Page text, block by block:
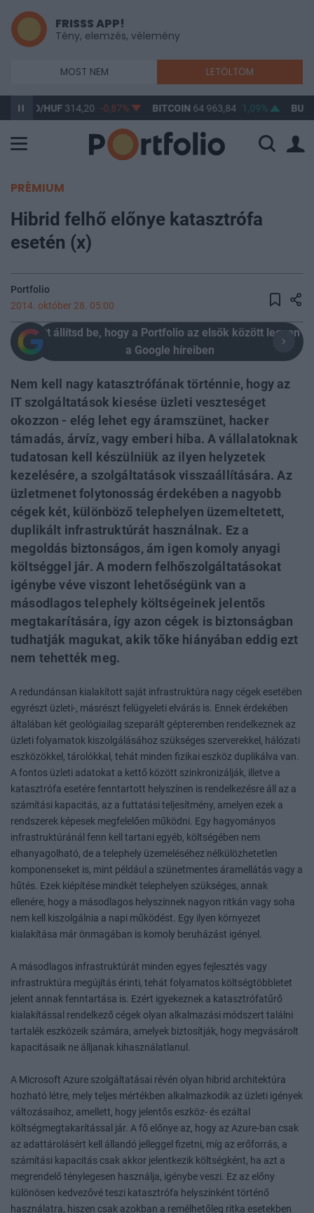
FRISSS APP!
Tény, elemzés, vélemény
MOST NEM LETÖLTÖM
HUF314,20 -0,87% BITCOIN64 963,84 1,09% BUX 148
PRÉMIUM
Hibrid felhő előnye katasztrófa
esetén (x)
Portfolio
2014. október 28. 05:00
Itt állítsd be, hogy a Portfolio az elsők között legyen
a Google híreiben
Nem kell nagy katasztrófának történnie, hogy az
IT szolgáltatások kiesése üzleti veszteséget
okozzon - elég lehet egy áramszünet, hacker
támadás, árvíz, vagy emberi hiba. A vállalatoknak
tudatosan kell készülniük az ilyen helyzetek
kezelésére, a szolgáltatások visszaállítására. Az
üzletmenet folytonosság érdekében a nagyobb
cégek két, különböző telephelyen üzemeltetett,
duplikált infrastruktúrát használnak. Ez a
megoldás biztonságos, ám igen komoly anyagi
költséggel jár. A modern felhőszolgáltatásokat
igénybe véve viszont lehetőségünk van a
másodlagos telephely költségeinek jelentős
megtakarítására, így azon cégek is biztonságban
tudhatják magukat, akik tőke hiányában eddig ezt
nem tehették meg.
A redundánsan kialakított saját infrastruktúra nagy cégek esetében
egyrészt üzleti-, másrészt felügyeleti elvárás is. Ennek érdekében
általában két geológiailag szeparált gépteremben rendelkeznek az
üzleti folyamatok kiszolgálásához szükséges szerverekkel, hálózati
eszközökkel, tárolókkal, tehát minden fizikai eszköz duplikálva van.
A fontos üzleti adatokat a kettő között szinkronizálják, illetve a
katasztrófa esetére fenntartott helyszínen is rendelkezésre áll az a
számítási kapacitás, az a futtatási teljesítmény, amelyen ezek a
rendszerek képesek megfelelően működni. Egy hagyományos
infrastruktúránál fenn kell tartani egyéb, költségében nem
elhanyagolható, de a telephely üzemeléséhez nélkülözhetetlen
komponenseket is, mint például a szünetmentes áramellátás vagy a
hűtés. Ezek kiépítése mindkét telephelyen szükséges, annak
ellenére, hogy a másodlagos helyszínnek nagyon ritkán vagy soha
nem kell kiszolgálnia a napi működést. Egy ilyen környezet
kialakítása már önmagában is komoly beruházást igényel.
A másodlagos infrastruktúrát minden egyes fejlesztés vagy
infrastruktúra megújítás érinti, tehát folyamatos költségtöbbletet
jelent annak fenntartása is. Ezért igyekeznek a katasztrófatűrő
kialakítással rendelkező cégek olyan alkalmazási módszert találni
tartalék eszközeik számára, amelyek biztosítják, hogy megvásárolt
kapacitásaik ne álljanak kihasználatlanul.
A Microsoft Azure szolgáltatásai révén olyan hibrid architektúra
hozható létre, mely teljes mértékben alkalmazkodik az üzleti igények
változásaihoz, amellett, hogy jelentős eszköz- és ezáltal
költségmegtakarítással jár. A fő előnye az, hogy az Azure-ban csak
az adattárolásért kell állandó jelleggel fizetni, míg az erőforrás, a
számítási kapacitás csak akkor jelentkezik költségként, ha azt a
megrendelő ténylegesen használja, igénybe veszi. Ez az előny
különösen kedvezővé teszi katasztrófa helyszínként történő
használatra, hiszen csak azokban a remélhetőleg ritka esetekben